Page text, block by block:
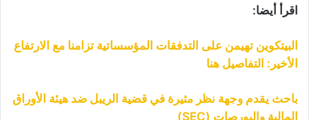
اقرأ أيضا:
البيتكوين تهيمن على التدفقات المؤسساتية تزامنا مع الارتفاع
الأخير: التفاصيل هنا
باحث يقدم وجهة نظر مثيرة في قضية الريبل ضد هيئة الأوراق
المالية والبورصات (SEC)